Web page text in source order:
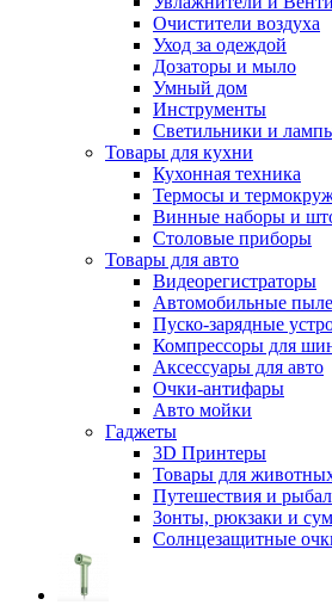
Очистители воздуха
Уход за одеждой
Дозаторы и мыло
Умный дом
Инструменты
Светильники и
Товары для кухни
Кухонная техника
Термосы и
Винные наборы и
Столовые приборы
Товары для авто
Видеорегистраторы
Автомобильные
Пуско-зарядные
Компрессоры для
Аксессуары для авто
Очки-антифары
Авто мойки
Гаджеты
3D Принтеры
Товары для
Путешествия и
Зонты, рюкзаки и
Солнцезащитные